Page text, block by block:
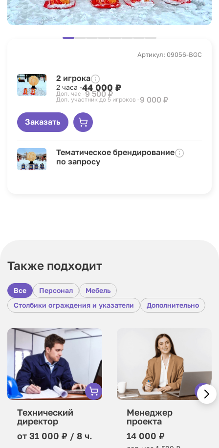
Артикул: 09056-BGC
2 игрока
2 часа -44 000 ₽
Доп. час -9 500 ₽
Доп. участник до 5 игроков -9 000 ₽
Заказать
Тематическое брендирование
по запросу
Также подходит
Все Персонал
Мебель
Столбики ограждения и указатели
Дополнительно
Технический
директор
от 31 000 ₽ / 8 ч.
Менеджер
проекта
14 000 ₽